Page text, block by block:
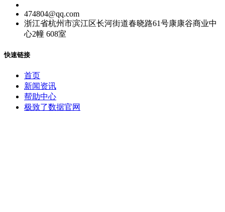
474804@qq.com
浙江省杭州市滨江区长河街道春晓路61号康康谷商业中
心2幢 608室
快速链接
首页
新闻资讯
帮助中心
极致了数据官网